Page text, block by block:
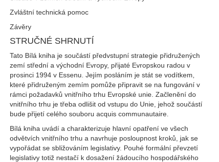
Zvláštní technická pomoc
Závěry
STRUČNÉ SHRNUTÍ
Tato Bílá kniha je součástí předvstupní strategie přidružených
zemí střední a východní Evropy, přijaté Evropskou radou v
prosinci 1994 v Essenu. Jejím posláním je stát se vodítkem,
které přidruženým zemím pomůže připravit se na fungování v
rámci požadavků vnitřního trhu Evropské unie. Začlenění do
vnitřního trhu je třeba odlišit od vstupu do Unie, jehož součástí
bude přijetí celého souboru acquis communautaire.
Bílá kniha uvádí a charakterizuje hlavní opatření ve všech
odvětvích vnitřního trhu a navrhuje posloupnost kroků, jak se
vypořádat se sbližováním legislativy. Pouhé formální převzetí
legislativy totiž nestačí k dosažení žádoucího hospodářského